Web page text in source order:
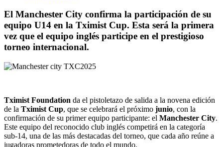
El Manchester City confirma la participación de su
equipo U14 en la Tximist Cup. Esta será la primera
vez que el equipo inglés participe en el prestigioso
torneo internacional.
Tximist Foundation da el pistoletazo de salida a la novena edición
de la Tximist Cup, que se celebrará el próximo junio, con la
confirmación de su primer equipo participante: el Manchester City.
Este equipo del reconocido club inglés competirá en la categoría
sub-14, una de las más destacadas del torneo, que cada año reúne a
jugadoras prometedoras de todo el mundo.